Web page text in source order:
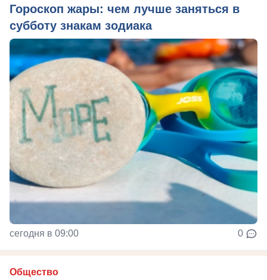
Гороскоп жары: чем лучше заняться в
субботу знакам зодиака
сегодня в 09:00 0
Общество